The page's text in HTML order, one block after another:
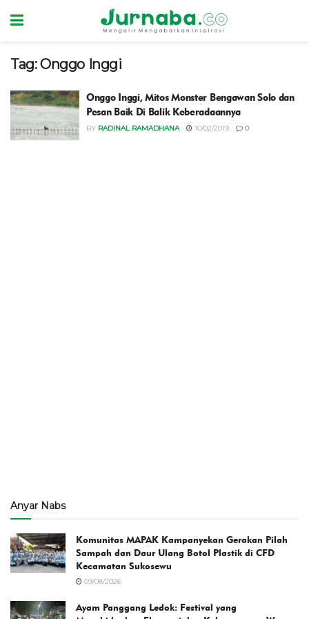
Tag:Onggo Inggi
Onggo Inggi, Mitos Monster Bengawan Solo dan
Pesan Baik Di Balik Keberadaannya
BY RADINAL RAMADHANA 10/02/2019 0
Anyar Nabs
Komunitas MAPAK Kampanyekan Gerakan Pilah
Sampah dan Daur Ulang Botol Plastik di CFD
Kecamatan Sukosewu
09/08/2026
Ayam Panggang Ledok: Festival yang